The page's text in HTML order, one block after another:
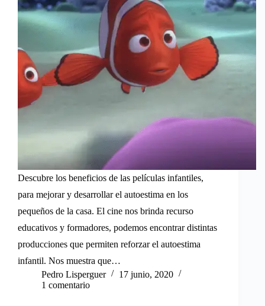
Descubre los beneficios de las películas infantiles,
para mejorar y desarrollar el autoestima en los
pequeños de la casa. El cine nos brinda recurso
educativos y formadores, podemos encontrar distintas
producciones que permiten reforzar el autoestima
infantil. Nos muestra que…
Pedro Lisperguer
17 junio, 2020
1 comentario